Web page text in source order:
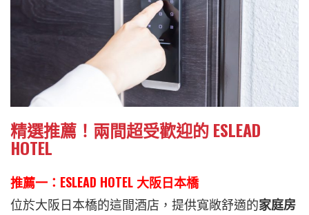
精選推薦！兩間超受歡迎的 ESLEAD
HOTEL
推薦一：ESLEAD HOTEL 大阪日本橋
位於大阪日本橋的這間酒店，提供寬敞舒適的家庭房